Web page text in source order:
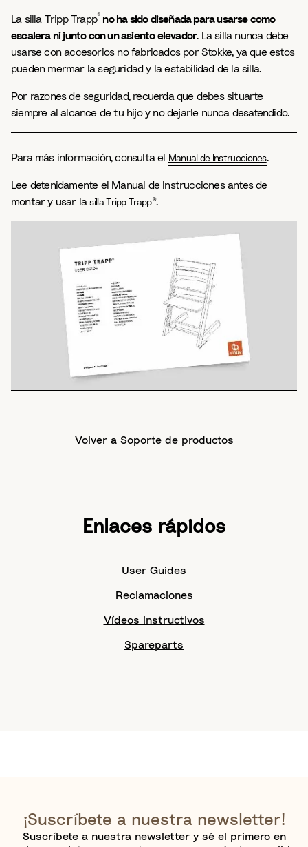
La silla Tripp Trapp® no ha sido diseñada para usarse como
escalera ni junto con un asiento elevador. La silla nunca debe
usarse con accesorios no fabricados por Stokke, ya que estos
pueden mermar la seguridad y la estabilidad de la silla.
Por razones de seguridad, recuerda que debes situarte
siempre al alcance de tu hijo y no dejarle nunca desatendido.
Para más información, consulta el Manual de Instrucciones.
Lee detenidamente el Manual de Instrucciones antes de
montar y usar lasilla Tripp Trapp®.
Volver a Soporte de productos
Enlaces rápidos
User Guides
Reclamaciones
Vídeos instructivos
Spareparts
¡Suscríbete a nuestra newsletter!
Suscríbete a nuestra newsletter y sé el primero en